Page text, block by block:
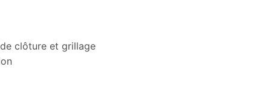
clôture et grillage